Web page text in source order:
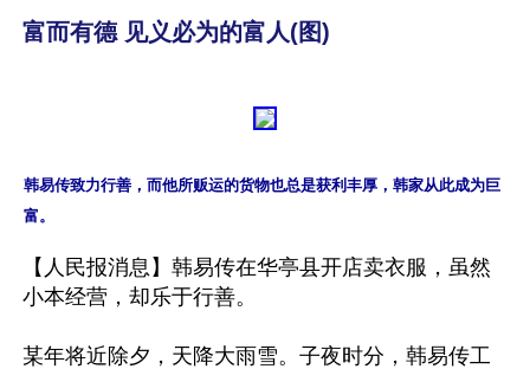
富而有德 见义必为的富人(图)
韩易传致力行善，而他所贩运的货物也总是获利丰厚，韩家从此成为巨
【人民报消息】韩易传在华亭县开店卖衣服，虽然
小本经营，却乐于行善。
某年将近除夕，天降大雨雪。子夜时分，韩易传工